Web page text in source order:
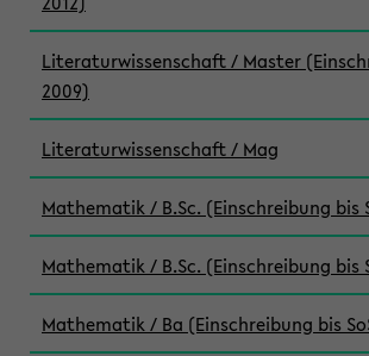
Literaturwissenschaft / Master
2009)
Literaturwissenschaft / Mag
Mathematik / B.Sc. (Einschreibung bis
Mathematik / B.Sc. (Einschreibung bis
Mathematik / Ba (Einschreibung bis